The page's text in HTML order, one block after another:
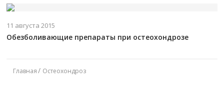
11 августа 2015
Обезболивающие препараты при остеохондрозе
Главная Остеохондроз